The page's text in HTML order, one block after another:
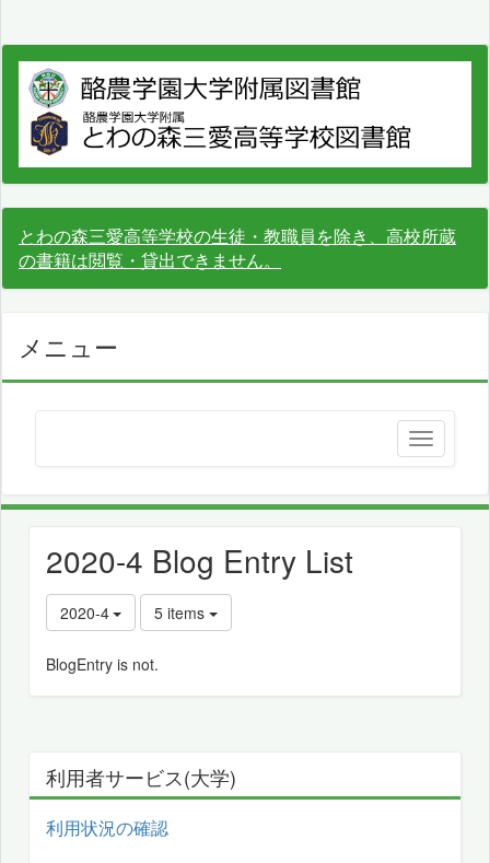
とわの森三愛高等学校の生徒・教職員を除き、高校所蔵
の書籍は閲覧・貸出できません。
メニュー
2020-4 Blog Entry List
2020-4 5 items
BlogEntry is not.
利用者サービス(大学)
利用状況の確認